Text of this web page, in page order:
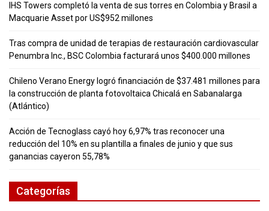
IHS Towers completó la venta de sus torres en Colombia y Brasil a
Macquarie Asset por US$952 millones
Tras compra de unidad de terapias de restauración cardiovascular
Penumbra Inc., BSC Colombia facturará unos $400.000 millones
Chileno Verano Energy logró financiación de $37.481 millones para
la construcción de planta fotovoltaica Chicalá en Sabanalarga
(Atlántico)
Acción de Tecnoglass cayó hoy 6,97% tras reconocer una
reducción del 10% en su plantilla a finales de junio y que sus
ganancias cayeron 55,78%
Categorías